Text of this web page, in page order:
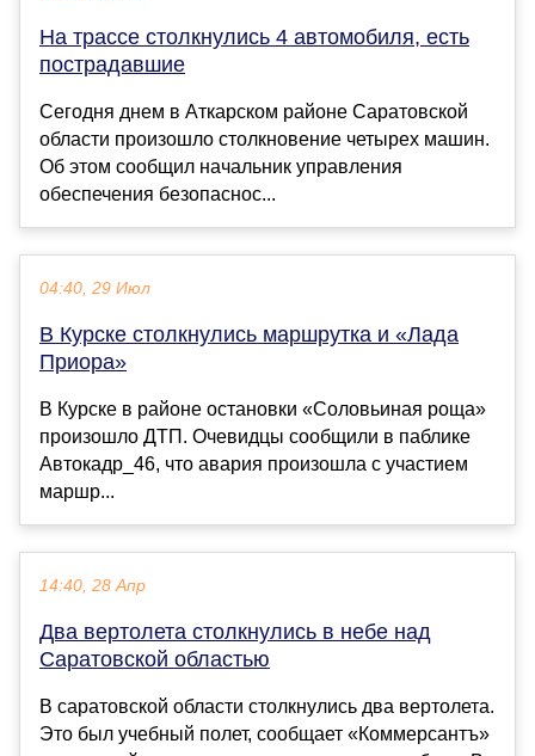
На трассе столкнулись 4 автомобиля, есть
пострадавшие
Сегодня днем в Аткарском районе Саратовской
области произошло столкновение четырех машин.
Об этом сообщил начальник управления
обеспечения безопаснос...
04:40, 29 Июл
В Курске столкнулись маршрутка и «Лада
Приора»
В Курске в районе остановки «Соловьиная роща»
произошло ДТП. Очевидцы сообщили в паблике
Автокадр_46, что авария произошла с участием
маршр...
14:40, 28 Апр
Два вертолета столкнулись в небе над
Саратовской областью
В саратовской области столкнулись два вертолета.
Это был учебный полет, сообщает «Коммерсантъ»